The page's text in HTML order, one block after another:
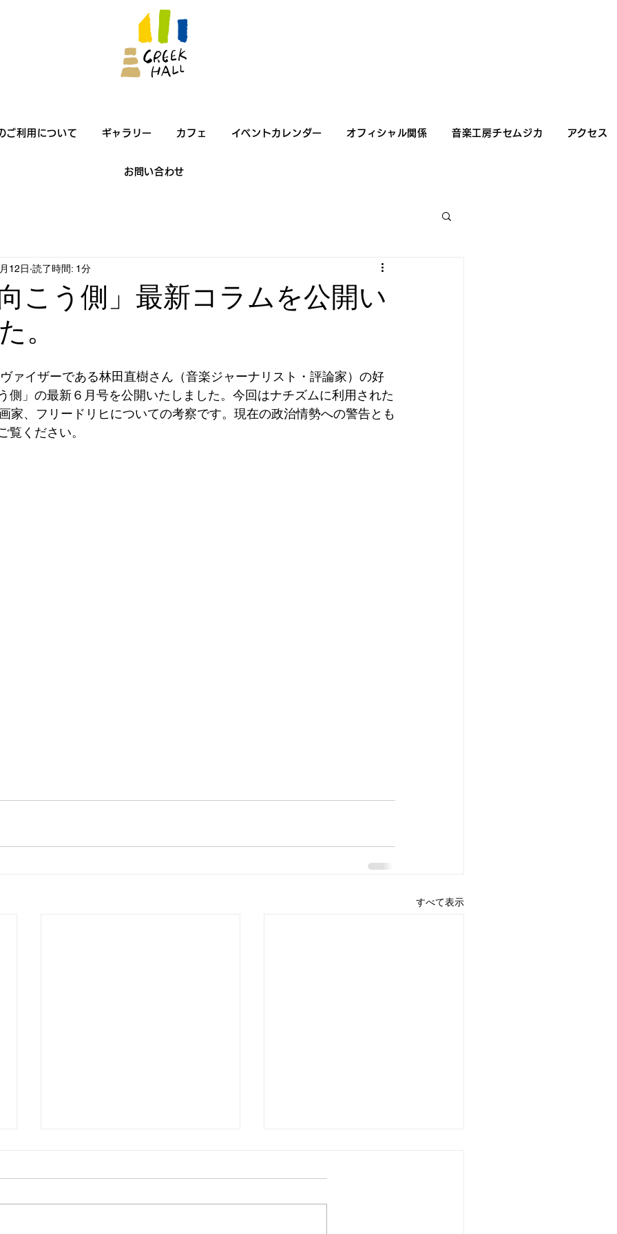
ご利用について ギャラリー カフェ イベントカレンダー オフィシャル関係 音楽工房チセムジカ アクセス
お問い合わせ
こう側」最新コラムを公開い
。
12日 読了時間: 1分
ァイザーである林田直樹さん（音楽ジャーナリスト・評論家）の好
側」の最新６月号を公開いたしました。今回はナチズムに利用された
家、フリードリヒについての考察です。現在の政治情勢への警告とも
覧ください。
すべて表示